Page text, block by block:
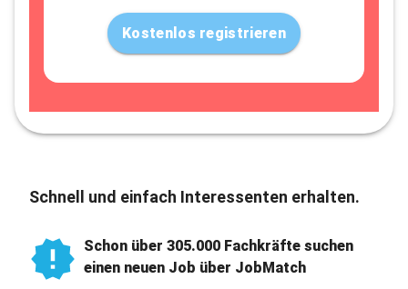
Kostenlos registrieren
Schnell und einfach Interessenten erhalten.
Schon über 305.000 Fachkräfte suchen
einen neuen Job über JobMatch